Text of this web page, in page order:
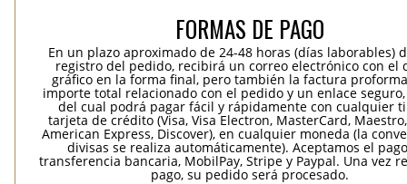
FORMAS DE PAGO
En un plazo aproximado de 24-48 horas (días laborables)
registro del pedido, recibirá un correo electrónico con el
gráfico en la forma final, pero también la factura
importe total relacionado con el pedido y un enlace
del cual podrá pagar fácil y rápidamente con cualquier
tarjeta de crédito (Visa, Visa Electron, MasterCard,
American Express, Discover), en cualquier moneda (la
divisas se realiza automáticamente). Aceptamos el
transferencia bancaria, MobilPay, Stripe y Paypal. Una vez
pago, su pedido será procesado.